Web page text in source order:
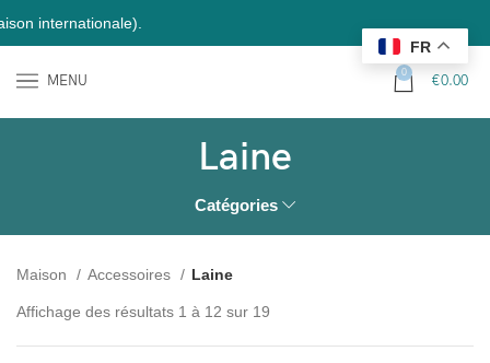
MENU 0 €0.00
Laine
Catégories
Maison Accessoires Laine
Affichage des résultats 1 à 12 sur 19
FR